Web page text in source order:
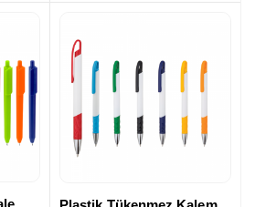
Plastik Tükenmez Kalem ( Jel Refil )